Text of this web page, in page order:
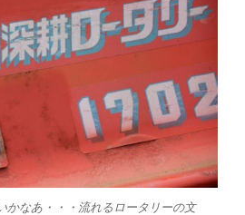
かなあ・・・流れるロータリーの文